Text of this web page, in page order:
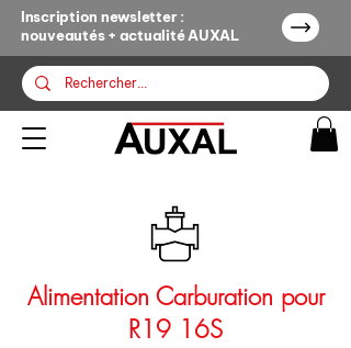
Inscription newsletter :
nouveautés + actualité AUXAL
Alimentation Carburation pour
R19 16S